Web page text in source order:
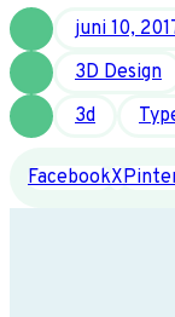
juni 10,
3D Design
3d
FacebookX